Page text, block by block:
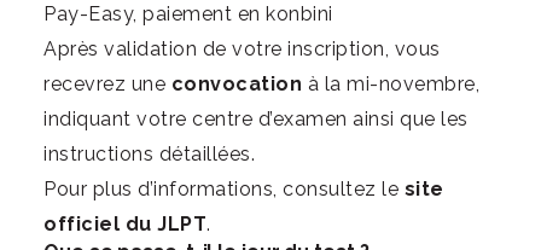
Pay-Easy, paiement en konbini
Après validation de votre inscription, vous
recevrez une convocation à la mi-novembre,
indiquant votre centre d’examen ainsi que les
instructions détaillées.
Pour plus d’informations, consultez le site
officiel du JLPT.